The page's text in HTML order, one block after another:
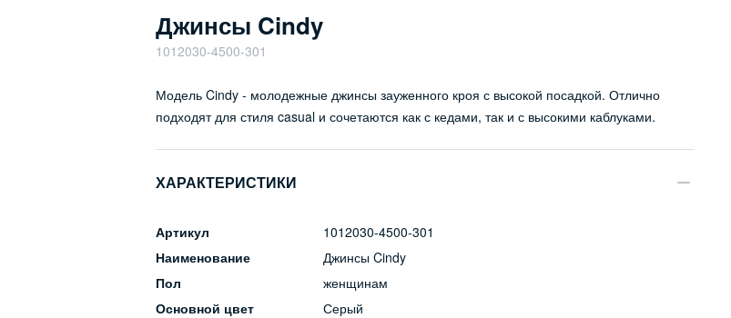
Джинсы Cindy
1012030-4500-301
Модель Cindy - молодежные джинсы зауженного кроя с высокой посадкой. Отлично
подходят для стиля casual и сочетаются как с кедами, так и с высокими каблуками.
ХАРАКТЕРИСТИКИ
Артикул
1012030-4500-301
Наименование
Джинсы Cindy
Пол
женщинам
Основной цвет
Серый